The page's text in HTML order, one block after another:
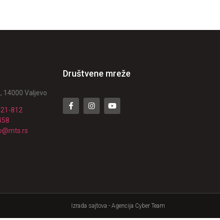
14000 Valjevo
812
Društvene mreže
Izrada sajtova - Agencija Cyber Team